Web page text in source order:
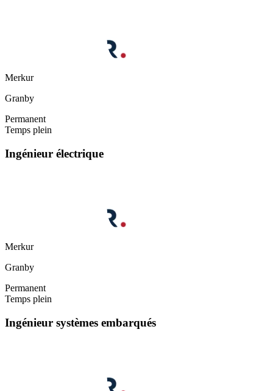
Merkur
Granby
Permanent
Temps plein
Ingénieur électrique
Merkur
Granby
Permanent
Temps plein
Ingénieur systèmes embarqués